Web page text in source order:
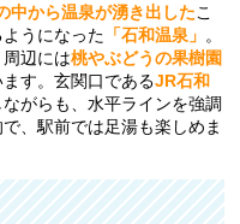
中から温泉が湧き出したこ
うになった 「石和温泉」 。
辺には桃やぶどうの果樹園
す。玄関口であるJR石和
がらも、水平ラインを強調
、駅前では足湯も楽しめま